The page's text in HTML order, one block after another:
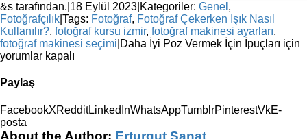
&s tarafından. 18 Eylül 2023 Kategoriler: Genel ,
Fotoğrafçılık Tags: Fotoğraf, Fotoğraf Çekerken Işık Nasıl
Kullanılır?, fotoğraf kursu izmir, fotoğraf makinesi ayarları,
fotoğraf makinesi seçimi Daha İyi Poz Vermek İçin İpuçları için
yorumlar kapalı
Paylaş
FacebookXRedditLinkedInWhatsAppTumblrPinterestVkE-
posta
About the Author: Erturgut Sanat